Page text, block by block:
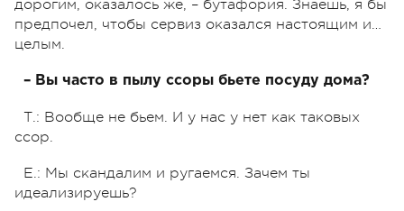
дорогим, оказалось же, – бутафория. Знаешь, я бы
предпочел, чтобы сервиз оказался настоящим и…
целым.
– Вы часто в пылу ссоры бьете посуду дома?
Т.: Вообще не бьем. И у нас у нет как таковых
ссор.
Е.: Мы скандалим и ругаемся. Зачем ты
идеализируешь?